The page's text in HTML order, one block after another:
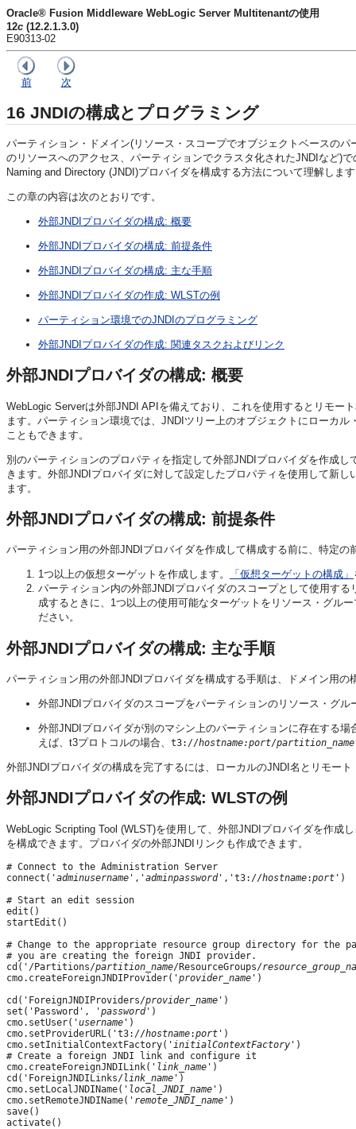
Oracle® Fusion Middleware WebLogic Server Multitenantの使用
12c (12.2.1.3.0)
E90313-02
前 次
16 JNDIの構成とプログラミング
パーティション・ドメイン(リソース・スコープでオブジェクトベースの
のリソースへのアクセス、パーティションでクラスタ化されたJNDIなど)
Naming and Directory (JNDI)プロバイダを構成する方法について理解しま
この章の内容は次のとおりです。
外部JNDIプロバイダの構成: 概要
外部JNDIプロバイダの構成: 前提条件
外部JNDIプロバイダの構成: 主な手順
外部JNDIプロバイダの作成: WLSTの例
パーティション環境でのJNDIのプログラミング
外部JNDIプロバイダの作成: 関連タスクおよびリンク
外部JNDIプロバイダの構成: 概要
WebLogic Serverは外部JNDI APIを備えており、これを使用するとリモー
ます。パーティション環境では、JNDIツリー上のオブジェクトにローカ
こともできます。
別のパーティションのプロパティを指定して外部JNDIプロバイダを作成
きます。外部JNDIプロバイダに対して設定したプロパティを使用して新
ます。
外部JNDIプロバイダの構成: 前提条件
パーティション用の外部JNDIプロバイダを作成して構成する前に、特定の
1つ以上の仮想ターゲットを作成します。 「仮想ターゲットの構成」
パーティション内の外部JNDIプロバイダのスコープとして使用す
成するときに、1つ以上の使用可能なターゲットをリソース・グル
ださい。
外部JNDIプロバイダの構成: 主な手順
パーティション用の外部JNDIプロバイダを構成する手順は、ドメイン用
外部JNDIプロバイダのスコープをパーティションのリソース・グル
外部JNDIプロバイダが別のマシン上のパーティションに存在する
えば、t3プロトコルの場合、 t3://hostname:port/partition_name
外部JNDIプロバイダの構成を完了するには、ローカルのJNDI名とリモー
外部JNDIプロバイダの作成: WLSTの例
WebLogic Scripting Tool (WLST)を使用して、外部JNDIプロバイダを作成
を構成できます。プロバイダの外部JNDIリンクも作成できます。
# Connect to the Administration Server
connect('adminusername ','adminpassword','t3://hostname:port ')
# Start an edit session
edit()
startEdit()
# Change to the appropriate resource group directory for the
# you are creating the foreign JNDI provider.
cd('/Partitions/partition_name/ResourceGroups/
cmo.createForeignJNDIProvider('provider_name ')
cd('ForeignJNDIProviders/provider_name ')
set('Password', 'password')
cmo.setUser('username ')
cmo.setProviderURL('t3://hostname:port ')
cmo.setInitialContextFactory('initialContextFactory ')
# Create a foreign JNDI link and configure it
cmo.createForeignJNDILink(' link_name ')
cd('ForeignJNDILinks/link_name ')
cmo.setLocalJNDIName(' local_JNDI_name ')
cmo.setRemoteJNDIName(' remote_JNDI_name ')
save()
activate()